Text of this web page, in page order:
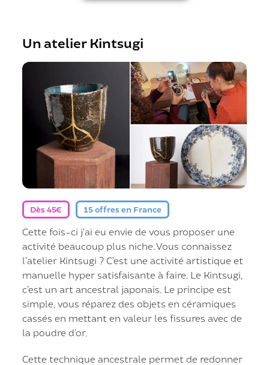
Un atelier Kintsugi
Dès 45€ 15 offres en France
Cette fois-ci j’ai eu envie de vous proposer une
activité beaucoup plus niche. Vous connaissez
l’atelier Kintsugi ? C’est une activité artistique et
manuelle hyper satisfaisante à faire. Le Kintsugi,
c’est un art ancestral japonais. Le principe est
simple, vous réparez des objets en céramiques
cassés en mettant en valeur les fissures avec de
la poudre d’or.
Cette technique ancestrale permet de redonner